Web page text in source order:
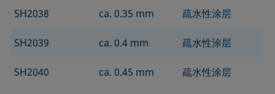
SH2038 ca. 0.35 mm 疏水性涂层
SH2039 ca. 0.4 mm 疏水性涂层
SH2040 ca. 0.45 mm 疏水性涂层